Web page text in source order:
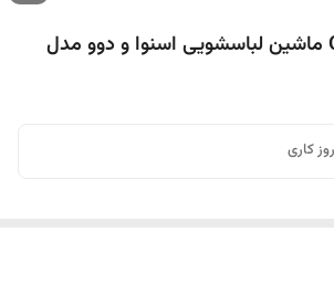
دکمه پنل ON/OFF ماشین لباسشویی اسنوا و دوو مدل
روز کاری